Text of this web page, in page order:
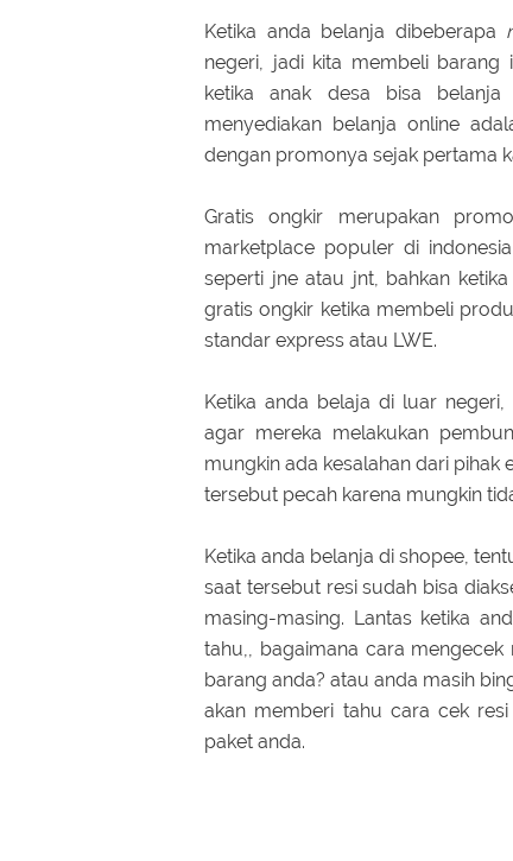
Ketika anda belanja dibeberapa
negeri, jadi kita membeli barang
ketika anak desa bisa
menyediakan belanja online
dengan promonya sejak pertama
Gratis ongkir merupakan
marketplace populer di
seperti jne atau jnt, bahkan
gratis ongkir ketika membeli
standar express atau LWE.
Ketika anda belaja di luar
agar mereka melakukan
mungkin ada kesalahan dari pihak
tersebut pecah karena mungkin
Ketika anda belanja di shopee,
saat tersebut resi sudah bisa
masing-masing. Lantas ketika
tahu,, bagaimana cara
barang anda? atau anda masih
akan memberi tahu cara cek
paket anda.